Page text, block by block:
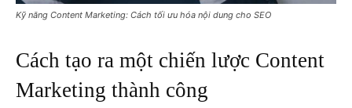
Kỹ năng Content Marketing: Cách tối ưu hóa nội dung cho SEO
Cách tạo ra một chiến lược Content
Marketing thành công